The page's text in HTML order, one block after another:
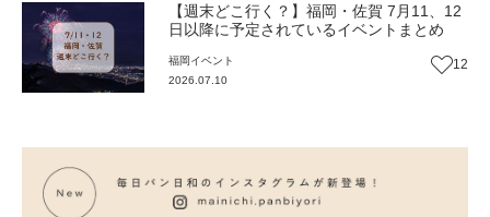
【週末どこ行く？】福岡・佐賀 7月11、12
日以降に予定されているイベントまとめ
福岡 イベント
2026.07.10
12